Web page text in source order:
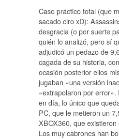
Caso práctico total (que
sacado ciro xD):
desgracia (o por suerte
quién lo analizó, pero sí
adjudicó un pedazo de
cagada de su historia,
ocasión posterior ellos
jugaban «una versión
«extrapolaron por
en día, lo único que
PC, que le metieron un
XBOX360, que
Los muy cabrones han